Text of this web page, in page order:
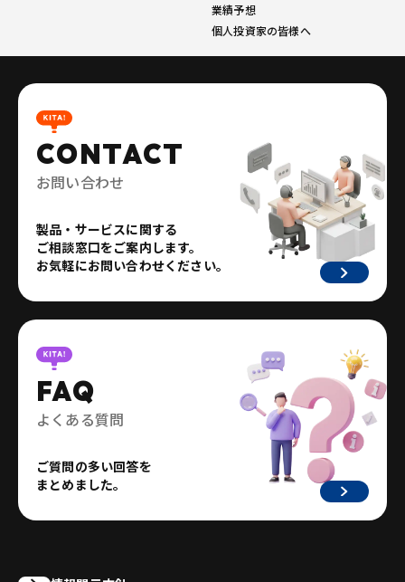
業績予想
個人投資家の皆様へ
CONTACT
お問い合わせ
製品・サービスに関する
ご相談窓口をご案内します。
お気軽にお問い合わせください。
FAQ
よくある質問
ご質問の多い回答を
まとめました。